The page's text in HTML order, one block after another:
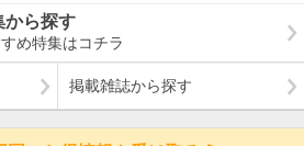
から探す
め特集はコチラ
掲載雑誌から探す